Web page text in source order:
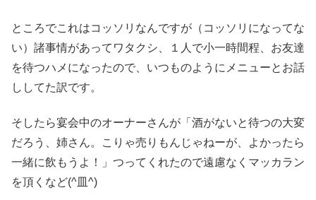
ところでこれはコッソリなんですが（コッソリになってな
い）諸事情があってワタクシ、１人で小一時間程、お友達
を待つハメになったので、いつものようにメニューとお話
ししてた訳です。
そしたら宴会中のオーナーさんが「酒がないと待つの大変
だろう、姉さん。こりゃ売りもんじゃねーが、よかったら
一緒に飲もうよ！」つってくれたので遠慮なくマッカラン
を頂くなど(^皿^)